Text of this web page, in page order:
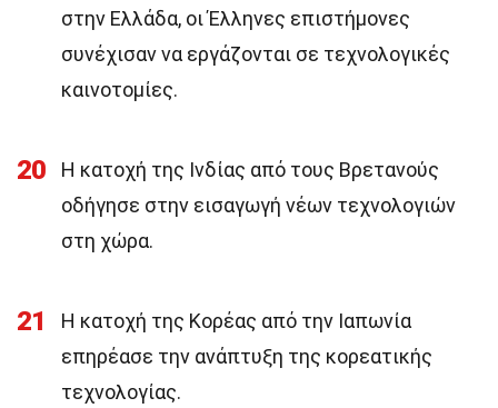
στην Ελλάδα, οι Έλληνες επιστήμονες
συνέχισαν να εργάζονται σε τεχνολογικές
καινοτομίες.
20
Η κατοχή της Ινδίας από τους Βρετανούς
οδήγησε στην εισαγωγή νέων τεχνολογιών
στη χώρα.
21
Η κατοχή της Κορέας από την Ιαπωνία
επηρέασε την ανάπτυξη της κορεατικής
τεχνολογίας.